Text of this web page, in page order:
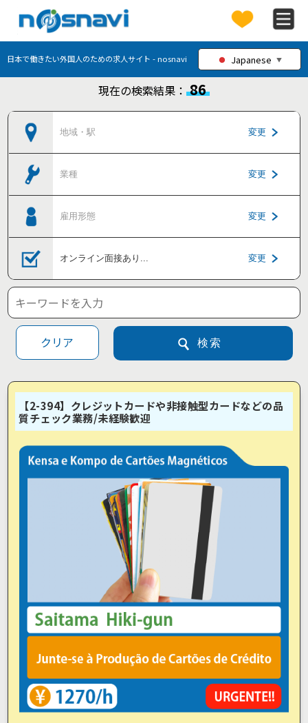
日本で働きたい外国人のための求人サイト - nosnavi Japanese ▼
現在の検索結果： 86
地域・駅 変更
業種 変更
雇用形態 変更
オンライン面接あり ... 変更
クリア 検索
【2-394】クレジットカードや非接触型カードなどの品
質チェック業務/未経験歓迎